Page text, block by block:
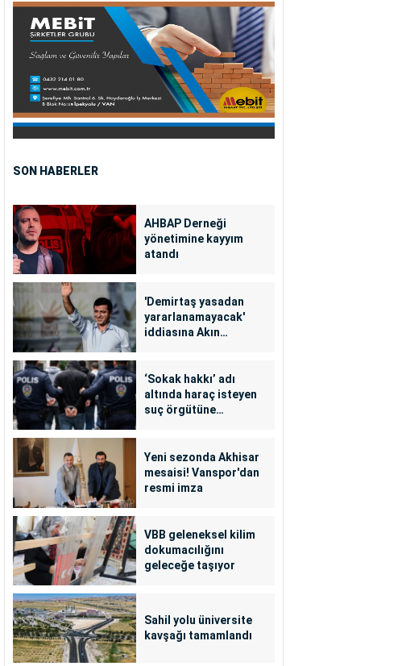
SON HABERLER
AHBAP Derneği
yönetimine kayyım
atandı
'Demirtaş yasadan
yararlanamayacak'
iddiasına Akın
‘Sokak hakkı’ adı
altında haraç isteyen
suç örgütüne
Yeni sezonda Akhisar
mesaisi! Vanspor'dan
resmi imza
VBB geleneksel kilim
dokumacılığını
geleceğe taşıyor
Sahil yolu üniversite
kavşağı tamamlandı